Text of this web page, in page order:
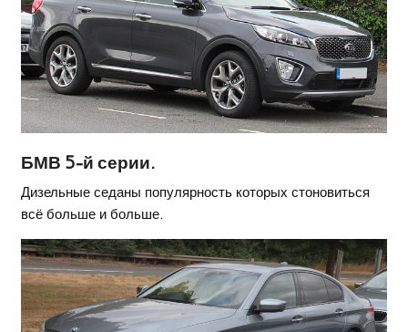
БМВ 5-й серии.
Дизельные седаны популярность которых стоновиться
всё больше и больше.